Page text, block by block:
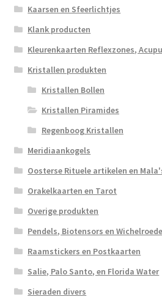
Kaarsen en Sfeerlichtjes
Klank producten
Kleurenkaarten Reflexzones,
Kristallen produkten
Kristallen Bollen
Kristallen Piramides
Regenboog Kristallen
Meridiaankogels
Oosterse Rituele artikelen en
Orakelkaarten en Tarot
Overige produkten
Pendels, Biotensors en
Raamstickers en Postkaarten
Salie, Palo Santo, en Florida Water
Sieraden divers